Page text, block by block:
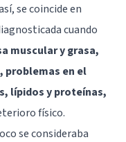
se coincide en
cuando
muscular y grasa,
problemas en el
lípidos y proteínas,
físico.
se consideraba